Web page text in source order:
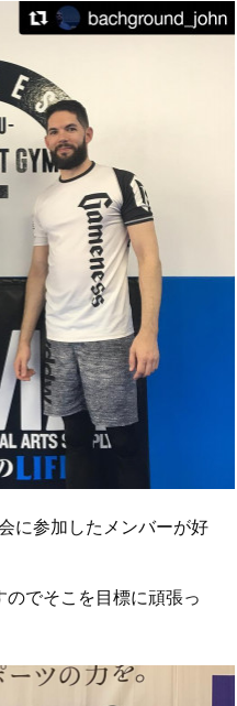
に参加したメンバーが好
でそこを目標に頑張っ